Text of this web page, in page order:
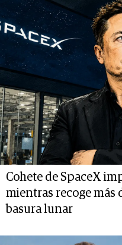
Cohete de SpaceX
mientras recoge más
basura lunar